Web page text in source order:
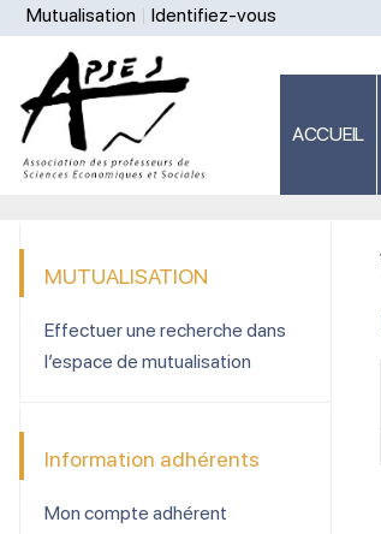
Mutualisation Identifiez-vous
ACCUEIL
MUTUALISATION
Effectuer une recherche dans
l’espace de mutualisation
Information adhérents
Mon compte adhérent